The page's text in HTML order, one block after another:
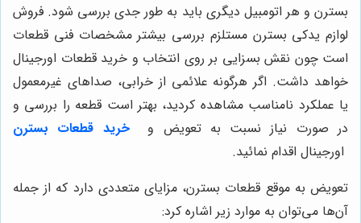
بسترن و هر اتومبیل دیگری باید به طور جدی بررسی شود. فروش
لوازم یدکی بسترن مستلزم بررسی بیشتر مشخصات فنی قطعات
است چون نقش بسزایی بر روی انتخاب و خرید قطعات اورجینال
خواهد داشت. اگر هرگونه علائمی از خرابی، صداهای غیرمعمول
یا عملکرد نامناسب مشاهده کردید، بهتر است قطعه را بررسی و
در صورت نیاز نسبت به تعویض و
خرید قطعات بسترن
اورجینال اقدام نمائید.
تعویض به موقع قطعات بسترن، مزایای متعددی دارد که از جمله
آن‌ها می‌توان به موارد زیر اشاره کرد: